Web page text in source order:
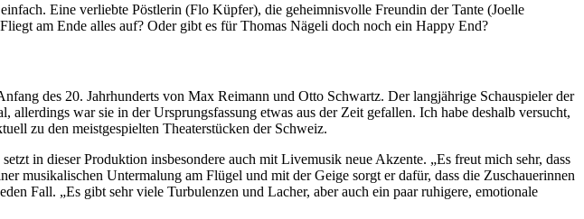
Eine verliebte Pöstlerin (Flo Küpfer), die geheimnisvolle Freundin der Tante (Joelle
am Ende alles auf? Oder gibt es für Thomas Nägeli doch noch ein Happy End?
des 20. Jahrhunderts von Max Reimann und Otto Schwartz. Der langjährige Schauspieler der
war sie in der Ursprungsfassung etwas aus der Zeit gefallen. Ich habe deshalb versucht,
zu den meistgespielten Theaterstücken der Schweiz.
in dieser Produktion insbesondere auch mit Livemusik neue Akzente. „Es freut mich sehr, dass
musikalischen Untermalung am Flügel und mit der Geige sorgt er dafür, dass die Zuschauerinnen
Fall. „Es gibt sehr viele Turbulenzen und Lacher, aber auch ein paar ruhigere, emotionale